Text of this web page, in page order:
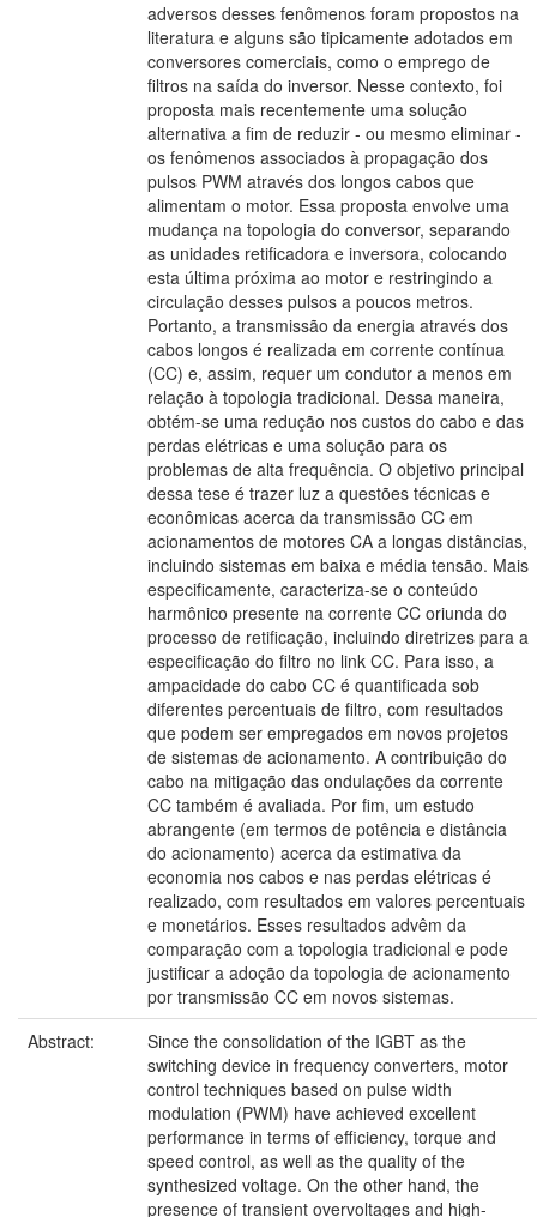
adversos desses fenômenos foram propostos na
literatura e alguns são tipicamente adotados em
conversores comerciais, como o emprego de
filtros na saída do inversor. Nesse contexto, foi
proposta mais recentemente uma solução
alternativa a fim de reduzir - ou mesmo eliminar -
os fenômenos associados à propagação dos
pulsos PWM através dos longos cabos que
alimentam o motor. Essa proposta envolve uma
mudança na topologia do conversor, separando
as unidades retificadora e inversora, colocando
esta última próxima ao motor e restringindo a
circulação desses pulsos a poucos metros.
Portanto, a transmissão da energia através dos
cabos longos é realizada em corrente contínua
(CC) e, assim, requer um condutor a menos em
relação à topologia tradicional. Dessa maneira,
obtém-se uma redução nos custos do cabo e das
perdas elétricas e uma solução para os
problemas de alta frequência. O objetivo principal
dessa tese é trazer luz a questões técnicas e
econômicas acerca da transmissão CC em
acionamentos de motores CA a longas distâncias,
incluindo sistemas em baixa e média tensão. Mais
especificamente, caracteriza-se o conteúdo
harmônico presente na corrente CC oriunda do
processo de retificação, incluindo diretrizes para a
especificação do filtro no link CC. Para isso, a
ampacidade do cabo CC é quantificada sob
diferentes percentuais de filtro, com resultados
que podem ser empregados em novos projetos
de sistemas de acionamento. A contribuição do
cabo na mitigação das ondulações da corrente
CC também é avaliada. Por fim, um estudo
abrangente (em termos de potência e distância
do acionamento) acerca da estimativa da
economia nos cabos e nas perdas elétricas é
realizado, com resultados em valores percentuais
e monetários. Esses resultados advêm da
comparação com a topologia tradicional e pode
justificar a adoção da topologia de acionamento
por transmissão CC em novos sistemas.
Abstract:
Since the consolidation of the IGBT as the
switching device in frequency converters, motor
control techniques based on pulse width
modulation (PWM) have achieved excellent
performance in terms of efficiency, torque and
speed control, as well as the quality of the
synthesized voltage. On the other hand, the
presence of transient overvoltages and high-